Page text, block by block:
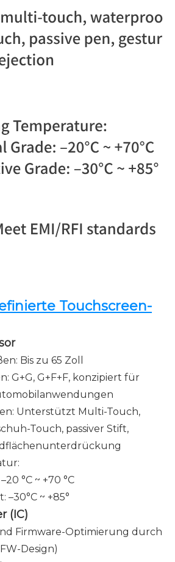
Touchscreen-
Bis zu 65 Zoll
G+G, G+F+F, konzipiert für
Unterstützt Multi-Touch,
Touch, passiver Stift,
°C ~ +70 °C
~ +85°
(IC)
Firmware-Optimierung durch
Design)